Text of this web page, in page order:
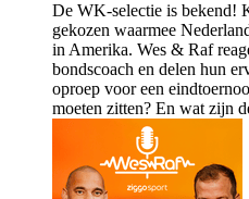
De WK-selectie is bekend!
gekozen waarmee
in Amerika. Wes & Raf
bondscoach en delen hun
oproep voor een
moeten zitten? En wat zijn